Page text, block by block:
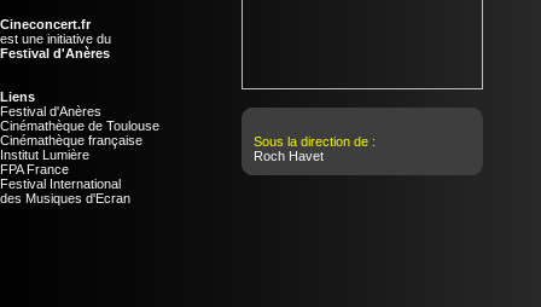
Cineconcert.fr
est une initiative du
Festival d'Anères
Liens
Festival d'Anères
Cinémathèque de Toulouse
Cinémathèque française
Institut Lumière
FPA France
Festival International
des Musiques d'Ecran
Sous la direction de :
Roch Havet